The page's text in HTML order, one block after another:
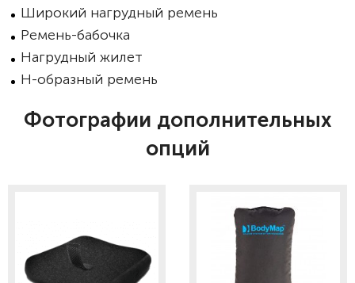
Широкий нагрудный ремень
Ремень-бабочка
Нагрудный жилет
Н-образный ремень
Фотографии дополнительных
опций